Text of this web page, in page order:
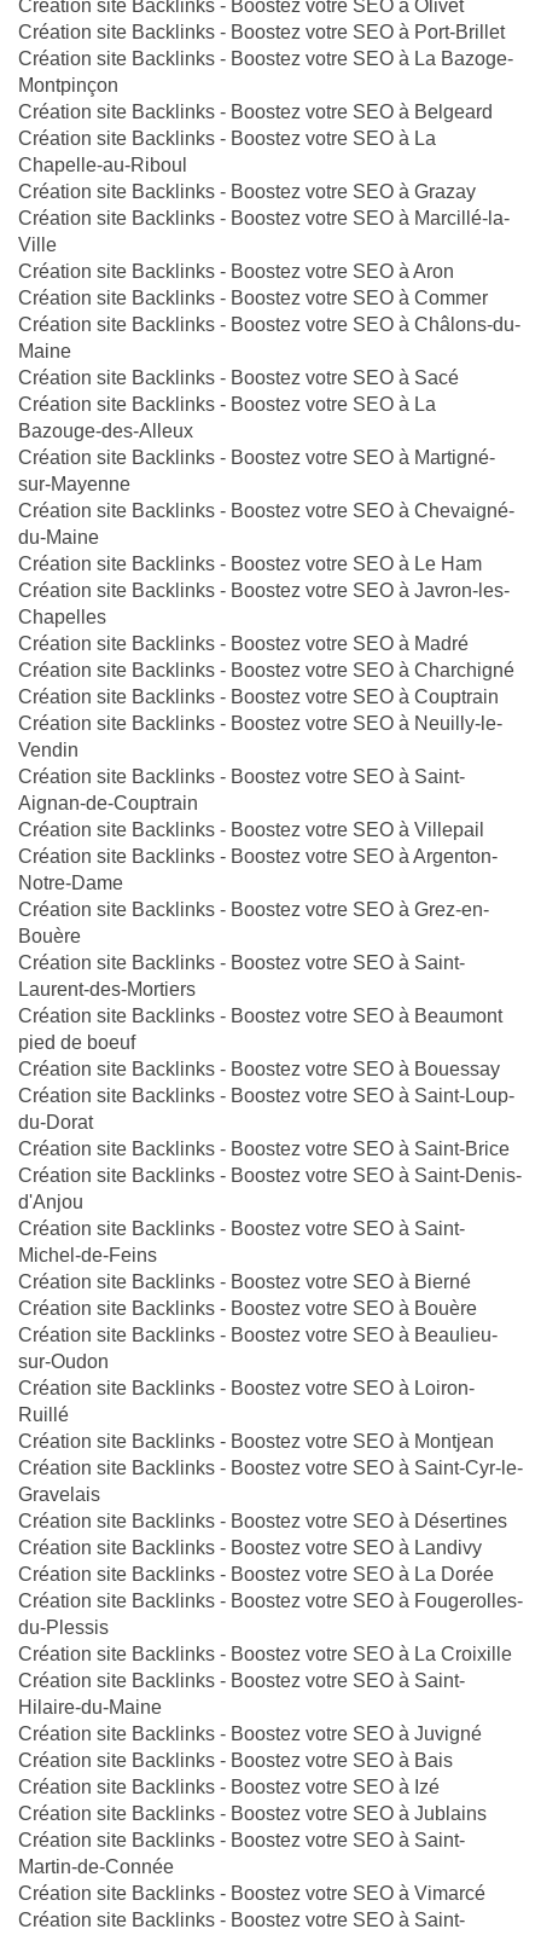
Création site Backlinks - Boostez votre SEO à Olivet
Création site Backlinks - Boostez votre SEO à Port-Brillet
Création site Backlinks - Boostez votre SEO à La Bazoge-
Montpinçon
Création site Backlinks - Boostez votre SEO à Belgeard
Création site Backlinks - Boostez votre SEO à La
Chapelle-au-Riboul
Création site Backlinks - Boostez votre SEO à Grazay
Création site Backlinks - Boostez votre SEO à Marcillé-la-
Ville
Création site Backlinks - Boostez votre SEO à Aron
Création site Backlinks - Boostez votre SEO à Commer
Création site Backlinks - Boostez votre SEO à Châlons-du-
Maine
Création site Backlinks - Boostez votre SEO à Sacé
Création site Backlinks - Boostez votre SEO à La
Bazouge-des-Alleux
Création site Backlinks - Boostez votre SEO à Martigné-
sur-Mayenne
Création site Backlinks - Boostez votre SEO à Chevaigné-
du-Maine
Création site Backlinks - Boostez votre SEO à Le Ham
Création site Backlinks - Boostez votre SEO à Javron-les-
Chapelles
Création site Backlinks - Boostez votre SEO à Madré
Création site Backlinks - Boostez votre SEO à Charchigné
Création site Backlinks - Boostez votre SEO à Couptrain
Création site Backlinks - Boostez votre SEO à Neuilly-le-
Vendin
Création site Backlinks - Boostez votre SEO à Saint-
Aignan-de-Couptrain
Création site Backlinks - Boostez votre SEO à Villepail
Création site Backlinks - Boostez votre SEO à Argenton-
Notre-Dame
Création site Backlinks - Boostez votre SEO à Grez-en-
Bouère
Création site Backlinks - Boostez votre SEO à Saint-
Laurent-des-Mortiers
Création site Backlinks - Boostez votre SEO à Beaumont
pied de boeuf
Création site Backlinks - Boostez votre SEO à Bouessay
Création site Backlinks - Boostez votre SEO à Saint-Loup-
du-Dorat
Création site Backlinks - Boostez votre SEO à Saint-Brice
Création site Backlinks - Boostez votre SEO à Saint-Denis-
d'Anjou
Création site Backlinks - Boostez votre SEO à Saint-
Michel-de-Feins
Création site Backlinks - Boostez votre SEO à Bierné
Création site Backlinks - Boostez votre SEO à Bouère
Création site Backlinks - Boostez votre SEO à Beaulieu-
sur-Oudon
Création site Backlinks - Boostez votre SEO à Loiron-
Ruillé
Création site Backlinks - Boostez votre SEO à Montjean
Création site Backlinks - Boostez votre SEO à Saint-Cyr-le-
Gravelais
Création site Backlinks - Boostez votre SEO à Désertines
Création site Backlinks - Boostez votre SEO à Landivy
Création site Backlinks - Boostez votre SEO à La Dorée
Création site Backlinks - Boostez votre SEO à Fougerolles-
du-Plessis
Création site Backlinks - Boostez votre SEO à La Croixille
Création site Backlinks - Boostez votre SEO à Saint-
Hilaire-du-Maine
Création site Backlinks - Boostez votre SEO à Juvigné
Création site Backlinks - Boostez votre SEO à Bais
Création site Backlinks - Boostez votre SEO à Izé
Création site Backlinks - Boostez votre SEO à Jublains
Création site Backlinks - Boostez votre SEO à Saint-
Martin-de-Connée
Création site Backlinks - Boostez votre SEO à Vimarcé
Création site Backlinks - Boostez votre SEO à Saint-